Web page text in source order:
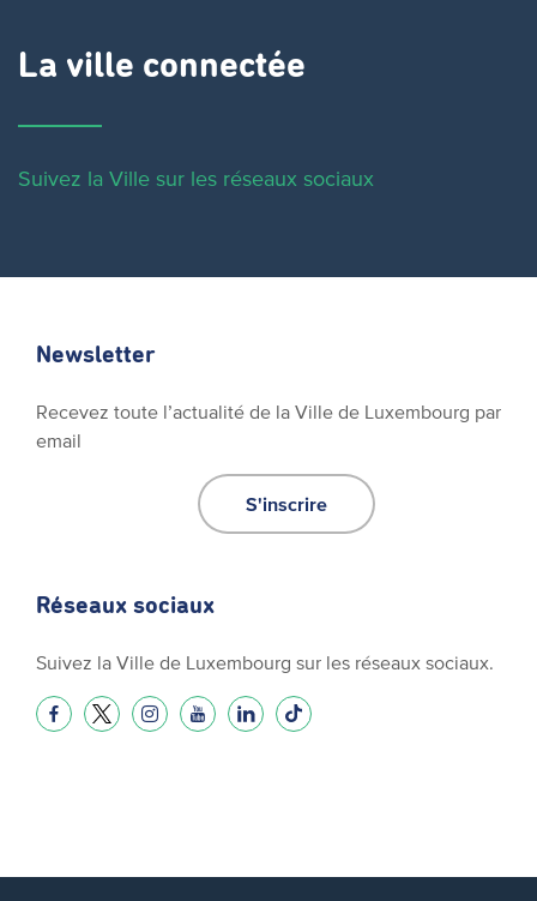
La ville connectée
Suivez la Ville sur les réseaux sociaux
Newsletter
Recevez toute l’actualité de la Ville de Luxembourg par
email
S'inscrire
Réseaux sociaux
Suivez la Ville de Luxembourg sur les réseaux sociaux.